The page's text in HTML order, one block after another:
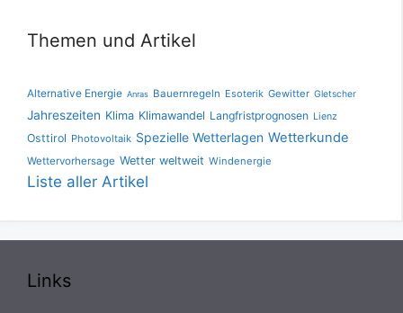
Themen und Artikel
Alternative Energie Anras Bauernregeln Esoterik Gewitter Gletscher
Jahreszeiten Klima Klimawandel Langfristprognosen Lienz
Osttirol Photovoltaik Spezielle Wetterlagen Wetterkunde
Wettervorhersage Wetter weltweit Windenergie
Liste aller Artikel
Links